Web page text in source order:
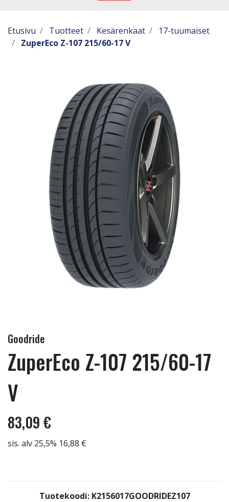
Etusivu Tuotteet Kesärenkaat
17-tuumaiset
ZuperEco Z-107 215/60-17 V
Goodride
ZuperEco Z-107 215/60-17
V
83,09 €
sis. alv 25,5% 16,88 €
Tuotekoodi: K2156017GOODRIDEZ107